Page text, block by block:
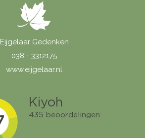
Eijgelaar Gedenken
038 - 3312175
www.eijgelaar.nl